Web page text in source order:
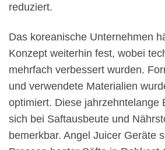
reduziert.
Das koreanische Unternehmen
Konzept weiterhin fest, wobei
mehrfach verbessert wurden.
und verwendete Materialien
optimiert. Diese jahrzehntelange
sich bei Saftausbeute und
bemerkbar. Angel Juicer Geräte